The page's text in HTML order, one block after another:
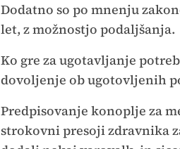
Dodatno so po mnenju
let, z možnostjo podaljšanja.
Ko gre za ugotavljanje
dovoljenje ob ugotovljenih
Predpisovanje konoplje za
strokovni presoji zdravnika